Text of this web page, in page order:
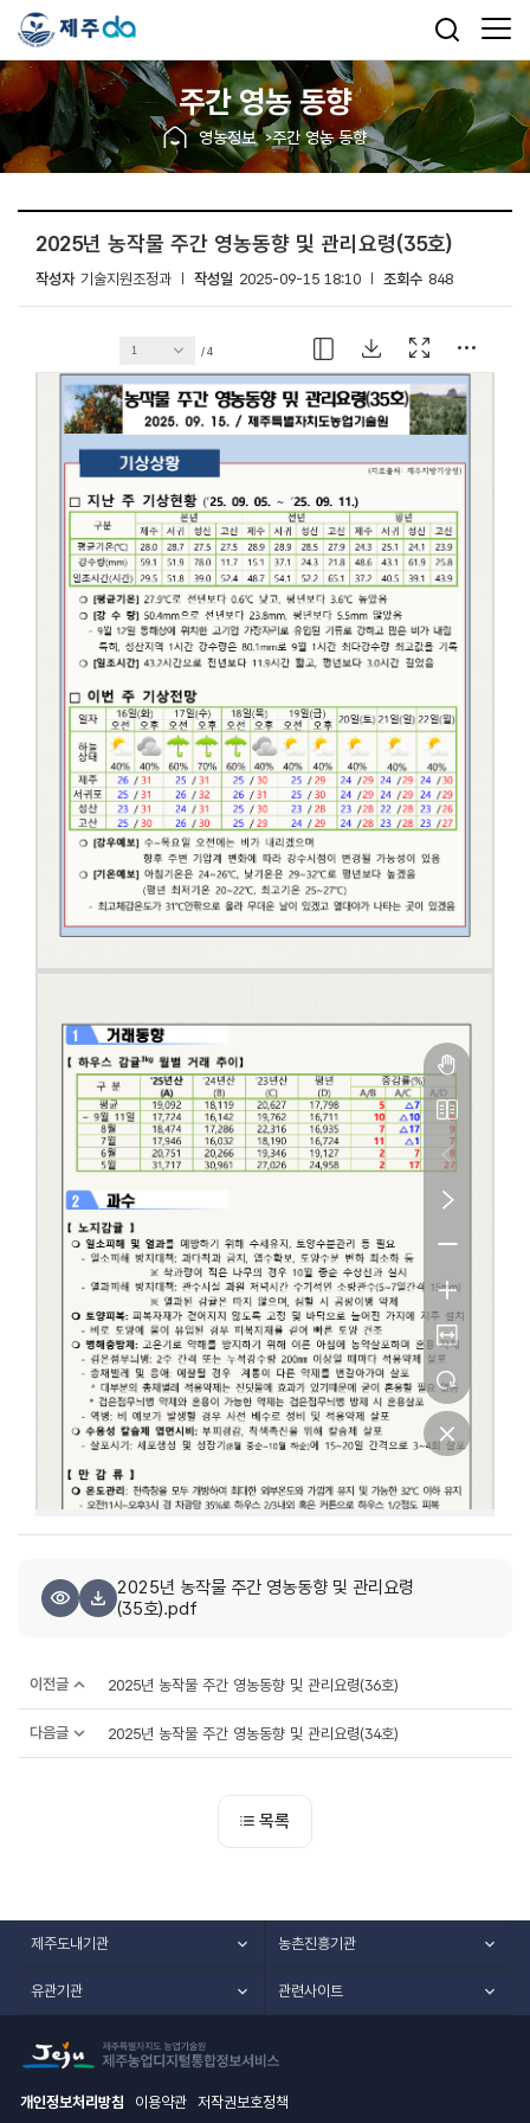
주간 영농 동향
영농정보 주간 영농 동향
2025년 농작물 주간 영농동향 및 관리요령(35호)
작성자 기술지원조정과 작성일 2025-09-15 18:10 조회수 848
2025년 농작물 주간 영농동향 및 관리요령
(35호).pdf
이전글 2025년 농작물 주간 영농동향 및 관리요령(36호)
다음글 2025년 농작물 주간 영농동향 및 관리요령(34호)
목록
제주도내기관 농촌진흥기관
유관기관 관련사이트
개인정보처리방침 이용약관 저작권보호정책